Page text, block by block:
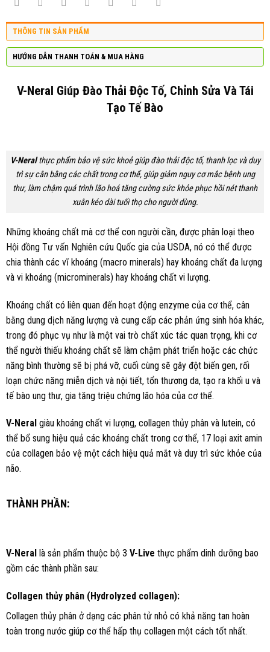
THÔNG TIN SẢN PHẨM
HƯỚNG DẪN THANH TOÁN & MUA HÀNG
V-Neral Giúp Đào Thải Độc Tố, Chỉnh Sửa Và Tái
Tạo Tế Bào
V-Neralthực phẩm bảo vệ sức khoẻ giúp đào thải độc tố, thanh lọc và duy
trì sự cân bằng các chất trong cơ thể, giúp giảm nguy cơ mắc bệnh ung
thư, làm chậm quá trình lão hoá tăng cường sức khỏe phục hồi nét thanh
xuân kéo dài tuổi thọ cho người dùng.
Những khoáng chất mà cơ thể con người cần, được phân loại theo
Hội đồng Tư vấn Nghiên cứu Quốc gia của USDA, nó có thể được
chia thành các vĩ khoáng (macro minerals) hay khoáng chất đa lượng
và vi khoáng (microminerals) hay khoáng chất vi lượng.
Khoáng chất có liên quan đến hoạt động enzyme của cơ thể, cân
bằng dung dịch năng lượng và cung cấp các phản ứng sinh hóa khác,
trong đó phục vụ như là một vai trò chất xúc tác quan trọng, khi cơ
thể người thiếu khoáng chất sẽ làm chậm phát triển hoặc các chức
năng bình thường sẽ bị phá vỡ, cuối cùng sẽ gây đột biến gen, rối
loạn chức năng miễn dịch và nội tiết, tổn thương da, tạo ra khối u và
tế bào ung thư, gia tăng triệu chứng lão hóa của cơ thể.
V-Neral giàu khoáng chất vi lượng, collagen thủy phân và lutein, có
thể bổ sung hiệu quả các khoáng chất trong cơ thể, 17 loại axit amin
của collagen bảo vệ một cách hiệu quả mắt và duy trì sức khỏe của
não.
THÀNH PHẦN:
V-Neral là sản phẩm thuộc bộ 3 V-Live thực phẩm dinh dưỡng bao
gồm các thành phần sau:
Collagen thủy phân (Hydrolyzed collagen):
Collagen thủy phân ở dạng các phân tử nhỏ có khả năng tan hoàn
toàn trong nước giúp cơ thể hấp thụ collagen một cách tốt nhất.